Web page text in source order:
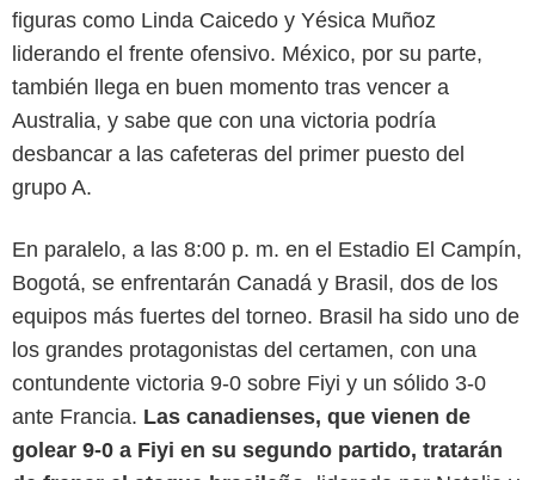
figuras como Linda Caicedo y Yésica Muñoz
liderando el frente ofensivo. México, por su parte,
también llega en buen momento tras vencer a
Australia, y sabe que con una victoria podría
desbancar a las cafeteras del primer puesto del
grupo A.
En paralelo, a las 8:00 p. m. en el Estadio El Campín,
Bogotá, se enfrentarán Canadá y Brasil, dos de los
equipos más fuertes del torneo. Brasil ha sido uno de
los grandes protagonistas del certamen, con una
contundente victoria 9-0 sobre Fiyi y un sólido 3-0
ante Francia. Las canadienses, que vienen de
golear 9-0 a Fiyi en su segundo partido, tratarán